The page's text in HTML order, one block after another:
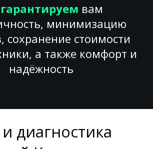
гарантируем вам
минимизацию
сохранение стоимости
а также комфорт и
надёжность
диагностика